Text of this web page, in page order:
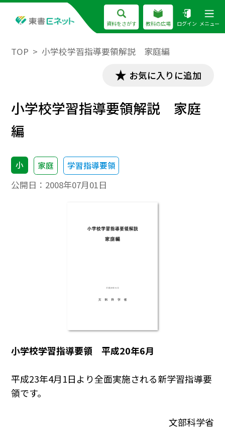
資料をさがす 教科の広場 ログイン メニュー
TOP 小学校学習指導要領解説 家庭編
お気に入りに追加
小学校学習指導要領解説 家庭
編
小 家庭 学習指導要領
公開日： 2008年07月01日
小学校学習指導要領 平成20年6月
平成23年4月1日より全面実施される新学習指導要
領です。
文部科学省